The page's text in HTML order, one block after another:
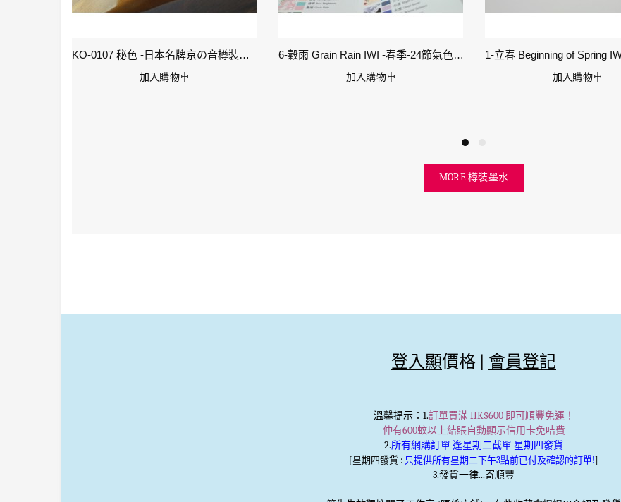
KO-0107 秘色 -日本名牌京の音樽裝鋼筆墨水 4573356130234 - 40ml
加入購物車
6-穀雨 Grain Rain IWI -春季-24節氣色澤鋼筆墨水
加入購物車
加入購物車
MORE 樽裝墨水
登入顯價格 | 會員登記
溫馨提示：1.訂單買滿 HK$600 即可順豐免運！
仲有600蚊以上結賬自動顯示信用卡免咭費
2.所有網購訂單 逢星期二截單 星期四發貨
[星期四發貨 : 只提供所有星期二下午3點前已付及確認的訂單!]
3.發貨一律...寄順豐